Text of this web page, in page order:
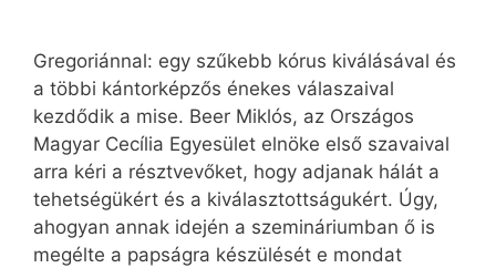
Gregoriánnal: egy szűkebb kórus kiválásával és
a többi kántorképzős énekes válaszaival
kezdődik a mise. Beer Miklós, az Országos
Magyar Cecília Egyesület elnöke első szavaival
arra kéri a résztvevőket, hogy adjanak hálát a
tehetségükért és a kiválasztottságukért. Úgy,
ahogyan annak idején a szemináriumban ő is
megélte a papságra készülését e mondat